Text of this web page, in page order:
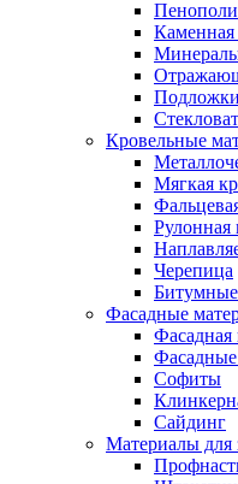
Каменная
Подложки
Кровельные
Мягкая
Рулонная
Черепица
Фасадные
Фасадная
Софиты
Сайдинг
Материалы для